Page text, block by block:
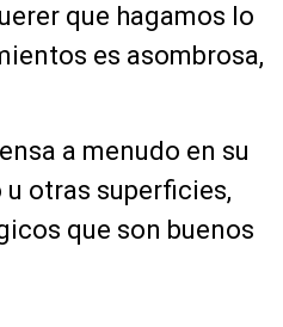
que hagamos lo
es asombrosa,
a menudo en su
otras superficies,
que son buenos